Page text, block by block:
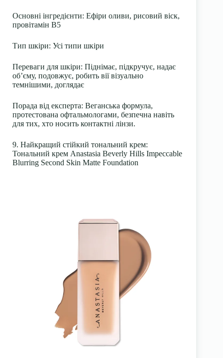
Основні інгредієнти: Ефіри оливи, рисовий віск,
провітамін В5
Тип шкіри: Усі типи шкіри
Переваги для шкіри: Піднімає, підкручує, надає
об’єму, подовжує, робить вії візуально
темнішими, доглядає
Порада від експерта: Веганська формула,
протестована офтальмологами, безпечна навіть
для тих, хто носить контактні лінзи.
9. Найкращий стійкий тональний крем:
Тональний крем Anastasia Beverly Hills Impeccable
Blurring Second Skin Matte Foundation